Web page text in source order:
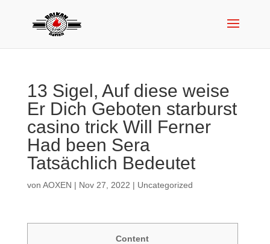
13 Sigel, Auf diese weise
Er Dich Geboten starburst
casino trick Will Ferner
Had been Sera
Tatsächlich Bedeutet
von AOXEN | Nov 27, 2022 | Uncategorized
Content